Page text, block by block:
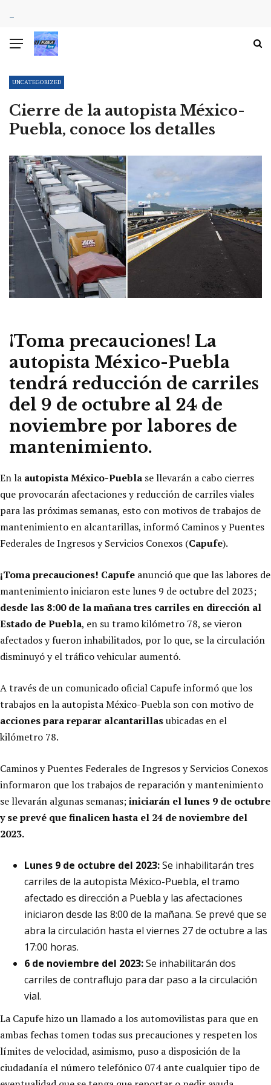
UNCATEGORIZED
Cierre de la autopista México-
Puebla, conoce los detalles
¡Toma precauciones! La
autopista México-Puebla
tendrá reducción de carriles
del 9 de octubre al 24 de
noviembre por labores de
mantenimiento.
En la autopista México-Puebla se llevarán a cabo cierres
que provocarán afectaciones y reducción de carriles viales
para las próximas semanas, esto con motivos de trabajos de
mantenimiento en alcantarillas, informó Caminos y Puentes
Federales de Ingresos y Servicios Conexos (Capufe).
¡Toma precauciones! Capufe anunció que que las labores de
mantenimiento iniciaron este lunes 9 de octubre del 2023;
desde las 8:00 de la mañana tres carriles en dirección al
Estado de Puebla, en su tramo kilómetro 78, se vieron
afectados y fueron inhabilitados, por lo que, se la circulación
disminuyó y el tráfico vehicular aumentó.
A través de un comunicado oficial Capufe informó que los
trabajos en la autopista México-Puebla son con motivo de
acciones para reparar alcantarillasubicadas en el
kilómetro 78.
Caminos y Puentes Federales de Ingresos y Servicios Conexos
informaron que los trabajos de reparación y mantenimiento
se llevarán algunas semanas;iniciarán el lunes 9 de octubre
y se prevé que finalicen hasta el 24 de noviembre del
2023.
Lunes 9 de octubre del 2023:Se inhabilitarán tres
carriles de la autopista México-Puebla, el tramo
afectado es dirección a Puebla y las afectaciones
iniciaron desde las 8:00 de la mañana. Se prevé que se
abra la circulación hasta el viernes 27 de octubre a las
17:00 horas.
6 de noviembre del 2023:Se inhabilitarán dos
carriles de contraflujo para dar paso a la circulación
vial.
La Capufe hizo un llamado a los automovilistas para que en
ambas fechas tomen todas sus precauciones y respeten los
límites de velocidad, asimismo, puso a disposición de la
ciudadanía el número telefónico 074 ante cualquier tipo de